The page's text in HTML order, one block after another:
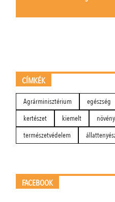
CÍMKÉK
Agrárminisztérium egészség
kertészet
kiemelt
természetvédelem
FACEBOOK